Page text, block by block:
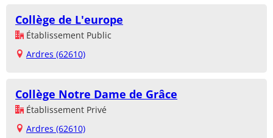
Collège de L'europe
Établissement Public
Ardres (62610)
Collège Notre Dame de Grâce
Établissement Privé
Ardres (62610)